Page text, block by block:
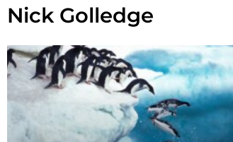
Nick Golledge